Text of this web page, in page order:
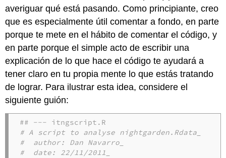
averiguar qué está pasando. Como principiante, creo
que es especialmente útil comentar a fondo, en parte
porque te mete en el hábito de comentar el código, y
en parte porque el simple acto de escribir una
explicación de lo que hace el código te ayudará a
tener claro en tu propia mente lo que estás tratando
de lograr. Para ilustrar esta idea, considere el
siguiente guión:
# A script to analyse nightgarden.Rdata_
#  author: Dan Navarro_
#  date: 22/11/2011_